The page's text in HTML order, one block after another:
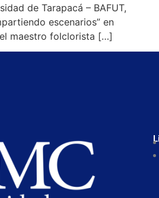
de Tarapacá – BAFUT,
escenarios” en
maestro folclorista […]